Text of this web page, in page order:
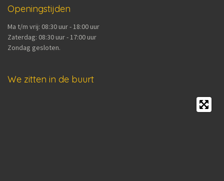
Openingstijden
Ma t/m vrij: 08:30 uur - 18:00 uur
Zaterdag: 08:30 uur - 17:00 uur
Zondag gesloten.
We zitten in de buurt